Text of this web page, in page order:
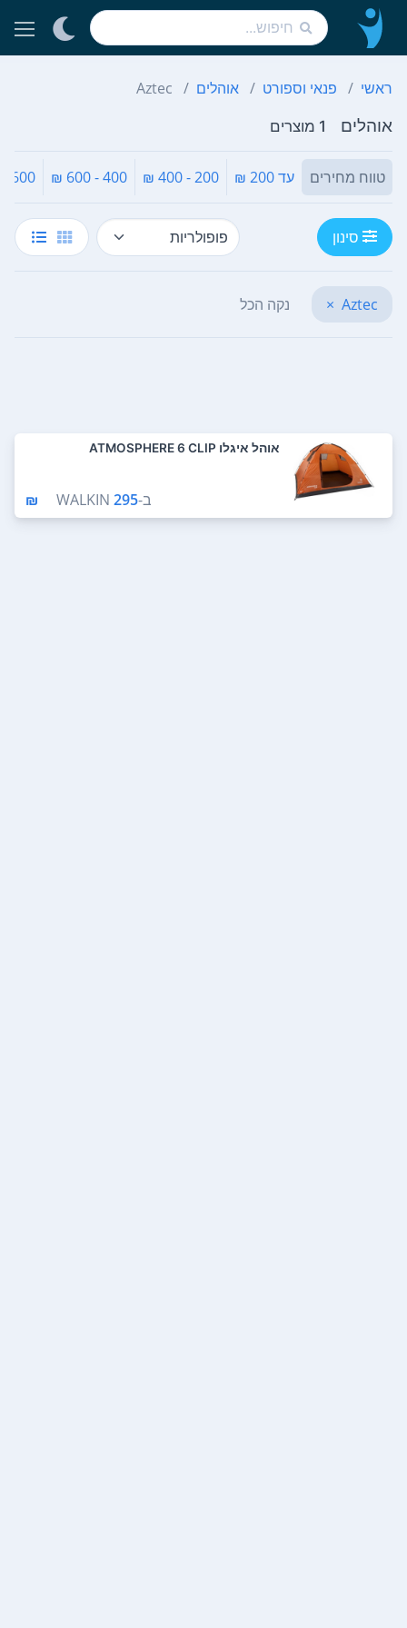
ראשי פנאי וספורט אוהלים Aztec
אוהלים 1 מוצרים
טווח מחירים עד 200 ₪ 200 - 400 ₪
400 - 600 ₪
600 - 800 ₪
סינון
Aztec
× נקה הכל
אוהל איגלו ATMOSPHERE 6 CLIP
ב- WALKIN 295 ₪